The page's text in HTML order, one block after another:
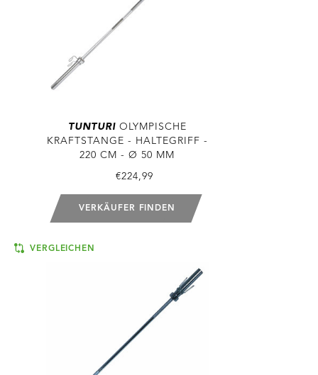
TUNTURIOLYMPISCHE
KRAFTSTANGE - HALTEGRIFF -
220 CM - Ø 50 MM
€224,99
VERKÄUFER FINDEN
VERGLEICHEN